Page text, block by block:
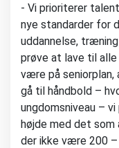
- Vi prioriterer
nye standarder for
uddannelse,
prøve at lave til
være på
gå til håndbold –
ungdomsniveau –
højde med det som
der ikke være 200